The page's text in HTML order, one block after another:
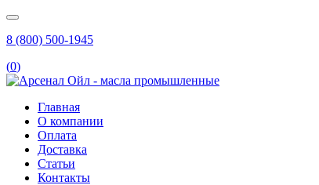
8 (800) 500-1945
(0)
Главная
О компании
Оплата
Доставка
Статьи
Контакты